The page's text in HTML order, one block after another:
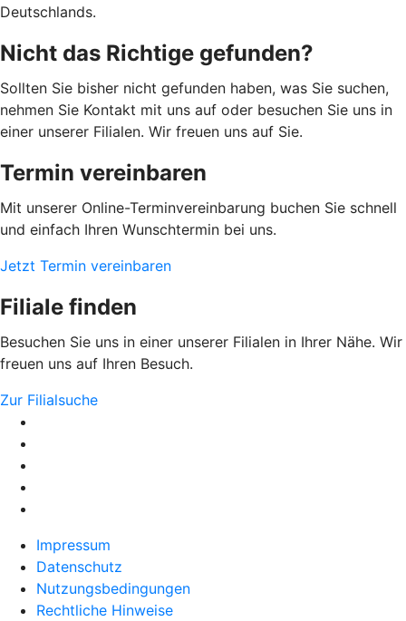
Deutschlands.
Nicht das Richtige gefunden?
Sollten Sie bisher nicht gefunden haben, was Sie suchen,
nehmen Sie Kontakt mit uns auf oder besuchen Sie uns in
einer unserer Filialen. Wir freuen uns auf Sie.
Termin vereinbaren
Mit unserer Online-Terminvereinbarung buchen Sie schnell
und einfach Ihren Wunschtermin bei uns.
Jetzt Termin vereinbaren
Filiale finden
Besuchen Sie uns in einer unserer Filialen in Ihrer Nähe. Wir
freuen uns auf Ihren Besuch.
Zur Filialsuche
Impressum
Datenschutz
Nutzungsbedingungen
Rechtliche Hinweise